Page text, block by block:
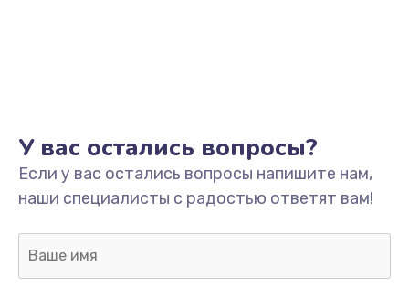
У вас остались вопросы?
Если у вас остались вопросы напишите нам,
наши специалисты с радостью ответят вам!